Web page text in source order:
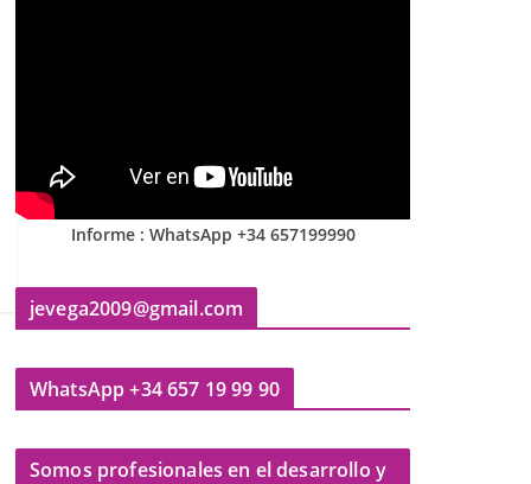
Informe : WhatsApp +34 657199990
jevega2009@gmail.com
WhatsApp +34 657 19 99 90
Somos profesionales en el desarrollo y